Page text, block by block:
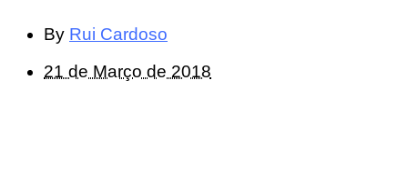
By Rui Cardoso
21 de Março de 2018